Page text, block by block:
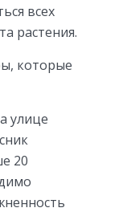
всех
растения.
которые
улице
20